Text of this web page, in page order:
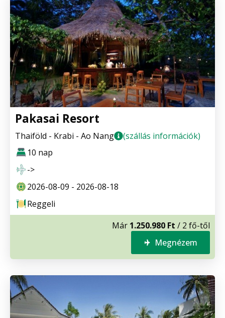
Pakasai Resort
Thaiföld - Krabi - Ao Nang
(szállás információk)
10 nap
->
2026-08-09 - 2026-08-18
Reggeli
Már 1.250.980 Ft / 2 fő-től
Megnézem